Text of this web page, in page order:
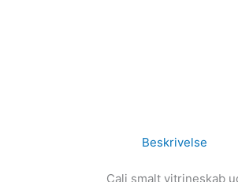
Beskrivelse
Cali smalt vitrineskab